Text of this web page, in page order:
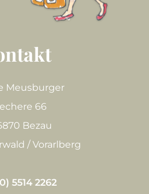
Meusburger
66
Bezau
/ Vorarlberg
5514 2262